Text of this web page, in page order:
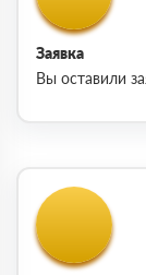
Заявка
Вы оставили